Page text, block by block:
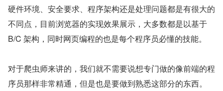
硬件环境、安全要求、程序架构还是处理问题都是有很大的
不同点，目前浏览器的实现效果展示，大多数都是以基于
B/C 架构，同时网页编程的也是每个程序员必懂的技能。
对于爬虫师来讲的，我们就不需要说想专门做的像前端的程
序员那样非常精通，但是也是要做到熟悉这部分的东西。